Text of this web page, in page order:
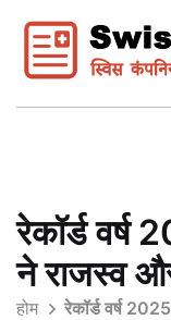
रेकॉर्ड
ने राजस्व
होम रेकॉर्ड वर्ष